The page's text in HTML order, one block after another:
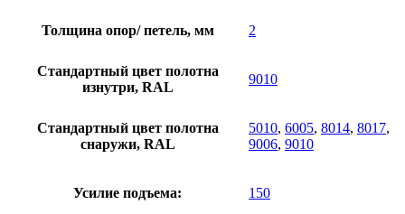
Толщина опор/ петель, мм 2
Стандартный цвет полотна
изнутри, RAL
9010
Стандартный цвет полотна
снаружи, RAL
5010, 6005, 8014, 8017,
9006, 9010
Усилие подъема: 150